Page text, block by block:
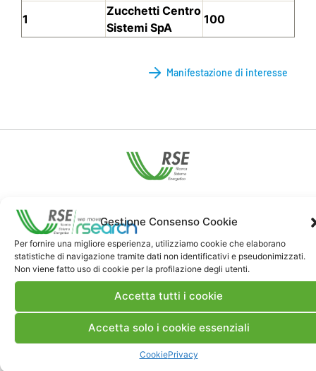
Gestione Consenso Cookie
Per fornire una migliore esperienza, utilizziamo cookie che elaborano
statistiche di navigazione tramite dati non identificativi e pseudonimizzati.
Non viene fatto uso di cookie per la profilazione degli utenti.
Accetta tutti i cookie
Accetta solo i cookie essenziali
CookiePrivacy
1
Zucchetti Centro
Sistemi SpA
100
Manifestazione di interesse
Note Legali
Dove siamo